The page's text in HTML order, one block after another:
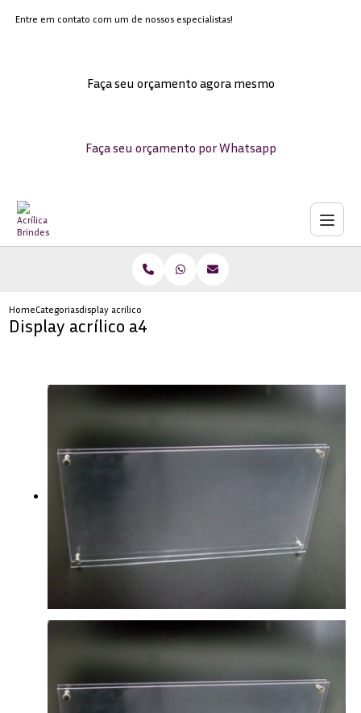
Entre em contato com um de nossos especialistas!
Faça seu orçamento agora mesmo
Faça seu orçamento por Whatsapp
HomeCategoriasdisplay acrilico a4
Display acrílico a4